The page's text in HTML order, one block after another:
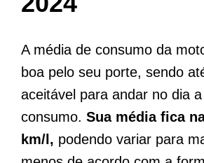
A média de consumo da
boa pelo seu porte, sendo
aceitável para andar no dia
consumo. Sua média fica
km/l, podendo variar para